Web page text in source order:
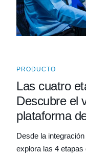
PRODUCTO
Las cuatro
Descubre el
plataforma
Desde la
explora las 4